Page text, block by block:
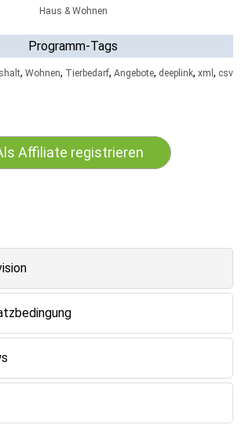
Haus & Wohnen
Programm-Tags
, Wohnen, Tierbedarf, Angebote, deeplink, xml , csv
Affiliate registrieren